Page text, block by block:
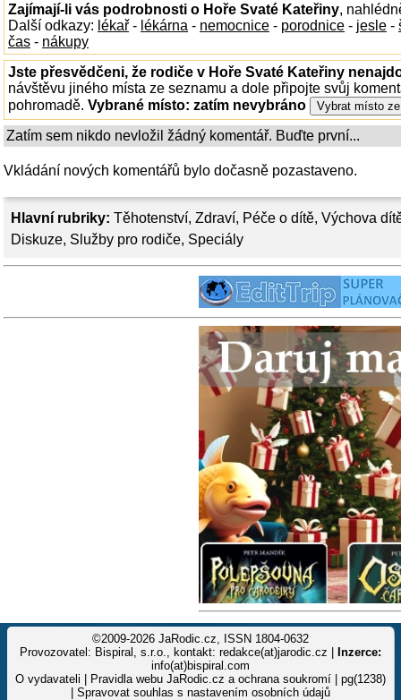
Hlavní rubriky: Těhotenství, Zdraví, Péče o dítě, Výchova
Diskuze, Služby pro rodiče, Speciály
Zajímají-li vás podrobnosti o Hoře Svaté Kateřiny,
Další odkazy: lékař - lékárna - nemocnice - porodnice - jesle -
čas - nákupy
Jste přesvědčeni, že rodiče v Hoře Svaté Kateřiny
návštěvu jiného místa ze seznamu a dole připojte svůj
pohromadě. Vybrané místo: zatím nevybráno
Zatím sem nikdo nevložil žádný komentář. Buďte první...
Vkládání nových komentářů bylo dočasně pozastaveno.
©2009-2026 JaRodic.cz, ISSN 1804-0632
Provozovatel: Bispiral, s.r.o., kontakt: redakce(at)jarodic.cz |
Inzerce:
info(at)bispiral.com
O vydavateli
Pravidla webu JaRodic.cz a ochrana soukromí | pg(1238)
Spravovat souhlas s nastavením osobních údajů